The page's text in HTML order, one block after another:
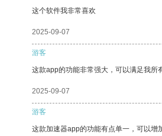
这个软件我非常喜欢
2025-09-07
游客
这款app的功能非常强大，可以满足我所
2025-09-07
游客
这款加速器app的功能有点单一，可以增